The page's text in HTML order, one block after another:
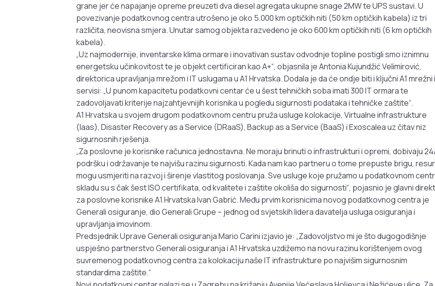
grane jer će napajanje opreme preuzeti dva diesel agregata ukupne snage 2MW te UPS sustavi. U
povezivanje podatkovnog centra utrošeno je oko 5.000 km optičkih niti (50 km optičkih kabela) iz tri
različita, neovisna smjera. Unutar samog objekta razvedeno je oko 600 km optičkih niti (6 km optičkih
kabela).
„Uz najmodernije, inventarske klima ormare i inovativan sustav odvodnje topline postigli smo iznimnu
energetsku učinkovitost te je objekt certificiran kao A+“, objasnila je Antonia Kujundžić Velimirović,
direktorica upravljanja mrežom i IT uslugama u A1 Hrvatska. Dodala je da će ondje biti i ključni A1 mrežni
servisi: „U punom kapacitetu podatkovni centar će u šest tehničkih soba imati 300 IT ormara te
zadovoljavati kriterije najzahtjevnijih korisnika u pogledu sigurnosti podataka i tehničke zaštite“.
A1 Hrvatska u svojem drugom podatkovnom centru pruža usluge kolokacije, Virtualne infrastrukture
(Iaas), Disaster Recovery as a Service (DRaaS), Backup as a Service (BaaS) i Exoscalea uz čitav niz
sigurnosnih rješenja.
„Za poslovne je korisnike računica jednostavna. Ne moraju brinuti o infrastrukturi i opremi, dobivaju
podršku i održavanje te najvišu razinu sigurnosti. Kada nam kao partneru o tome prepuste brigu,
mogu usmjeriti na razvoj i širenje vlastitog poslovanja. Sve usluge koje pružamo u podatkovnom
skladu su s čak šest ISO certifikata, od kvalitete i zaštite okoliša do sigurnosti“, pojasnio je glavni
za poslovne korisnike A1 Hrvatska Ivan Gabrić. Među prvim korisnicima novog podatkovnog centra je
Generali osiguranje, dio Generali Grupe – jednog od svjetskih lidera davatelja usluga osiguranja i
upravljanja imovinom.
Predsjednik Uprave Generali osiguranja Mario Carini izjavio je: „Zadovoljstvo mi je što dugogodišnje
uspješno partnerstvo Generali osiguranja i A1 Hrvatska uzdižemo na novu razinu korištenjem ovog
suvremenog podatkovnog centra za kolokaciju naše IT infrastrukture po najvišim sigurnosnim
standardima zaštite.“